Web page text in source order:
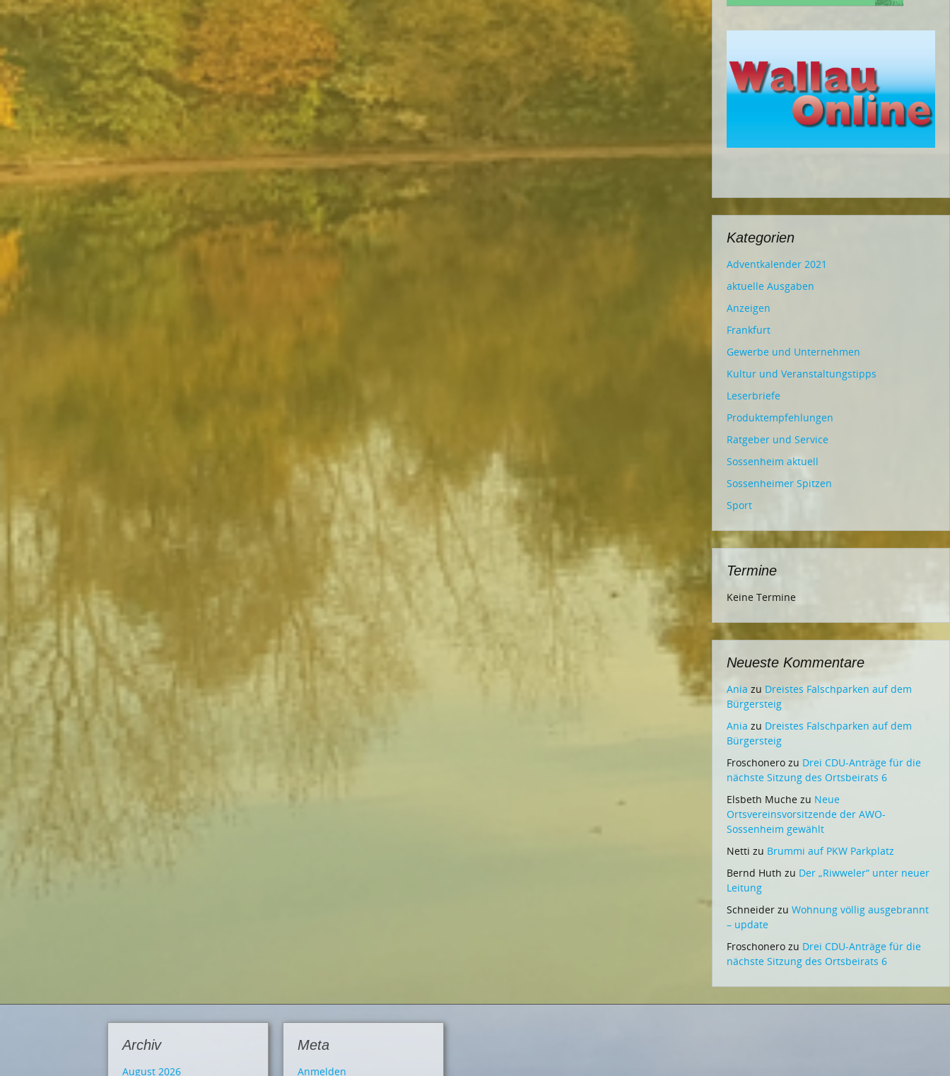
Kategorien
Adventkalender 2021
aktuelle Ausgaben
Anzeigen
Frankfurt
Gewerbe und Unternehmen
Kultur und Veranstaltungstipps
Leserbriefe
Produktempfehlungen
Ratgeber und Service
Sossenheim aktuell
Sossenheimer Spitzen
Sport
Termine
Keine Termine
Neueste Kommentare
Ania zu Dreistes Falschparken auf dem
Bürgersteig
Ania zu Dreistes Falschparken auf dem
Bürgersteig
Froschonero zu Drei CDU-Anträge für die
nächste Sitzung des Ortsbeirats 6
Elsbeth Muche zu Neue
Ortsvereinsvorsitzende der AWO-
Sossenheim gewählt
Netti zu Brummi auf PKW Parkplatz
Bernd Huth zu Der „Riwweler“ unter neuer
Leitung
Schneider zuWohnung völlig ausgebrannt
– update
Froschonero zu Drei CDU-Anträge für die
nächste Sitzung des Ortsbeirats 6
Archiv
August 2026
Meta
Anmelden